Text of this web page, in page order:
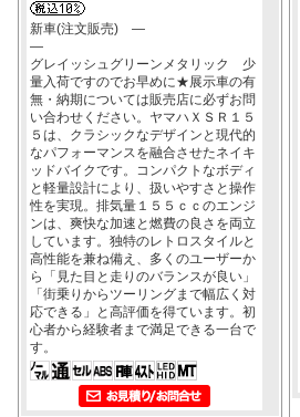
新車(注文販売) ―
―
グレイッシュグリーンメタリック 少
量入荷ですのでお早めに★展示車の有
無・納期については販売店に必ずお問
い合わせください。ヤマハＸＳＲ１５
５は、クラシックなデザインと現代的
なパフォーマンスを融合させたネイキ
ッドバイクです。コンパクトなボディ
と軽量設計により、扱いやすさと操作
性を実現。排気量１５５ｃｃのエンジ
ンは、爽快な加速と燃費の良さを両立
しています。独特のレトロスタイルと
高性能を兼ね備え、多くのユーザーか
ら「見た目と走りのバランスが良い」
「街乗りからツーリングまで幅広く対
応できる」と高評価を得ています。初
心者から経験者まで満足できる一台で
す。